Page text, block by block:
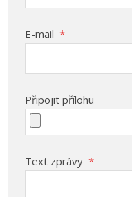
E-mail *
Připojit přílohu
Text zprávy *